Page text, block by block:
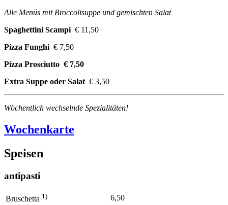
Alle Menüs mit Broccolisuppe und gemischten Salat
Spaghettini Scampi € 11,50
Pizza Funghi € 7,50
Pizza Prosciutto € 7,50
Extra Suppe oder Salat € 3,50
Wöchentlich wechselnde Spezialitäten!
Wochenkarte
Speisen
antipasti
Bruschetta 1)
6,50